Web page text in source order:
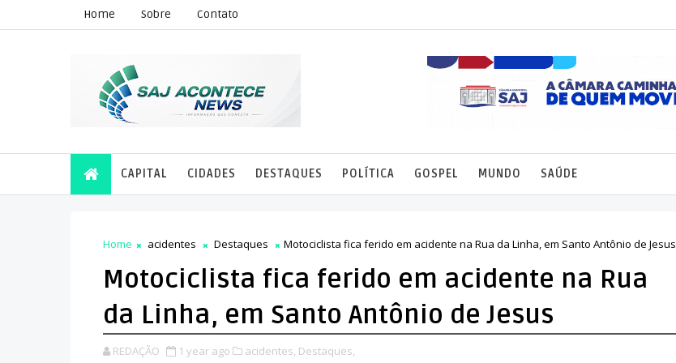
Home Sobre Contato
CAPITAL CIDADES DESTAQUES POLÍTICA GOSPEL MUNDO SAÚDE
Home acidentes Destaques Motociclista fica ferido em acidente na Rua da Linha, em Santo Antônio de Jesus
Motociclista fica ferido em acidente na Rua
da Linha, em Santo Antônio de Jesus
REDAÇÃO 1 year ago acidentes, Destaques,